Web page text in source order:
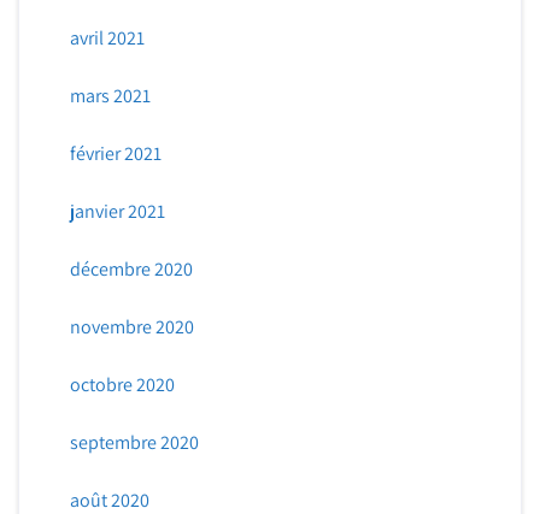
avril 2021
mars 2021
février 2021
janvier 2021
décembre 2020
novembre 2020
octobre 2020
septembre 2020
août 2020